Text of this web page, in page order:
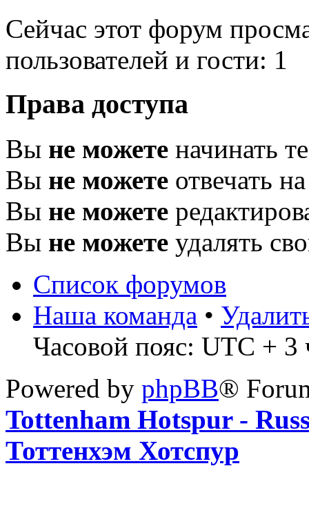
Сейчас этот форум
пользователей и гости: 1
Права доступа
Вы не можете начинать
Вы не можете отвечать
Вы не можете
Вы не можете удалять
Список форумов
Наша команда •
Часовой пояс: UTC + 3
Powered by phpBB®
Tottenham Hotspur -
Тоттенхэм Хотспур